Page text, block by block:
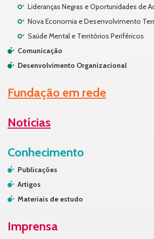
Lideranças Negras e Oportunidades de
Nova Economia e Desenvolvimento
Saúde Mental e Territórios Periféricos
Comunicação
Desenvolvimento Organizacional
Fundação em rede
Notícias
Conhecimento
Publicações
Artigos
Materiais de estudo
Imprensa